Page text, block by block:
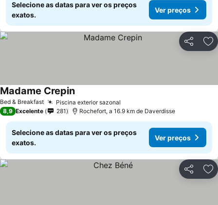
Selecione as datas para ver os preços
exatos.
Ver preços
Partilhar
Bed & Breakfast Piscina exterior sazonal
Madame CrepinVer preços
8,9 Excelente 281 Rochefort, a 16.9 km de Daverdisse
Selecione as datas para ver os preços
exatos.
Ver preços
Partilhar